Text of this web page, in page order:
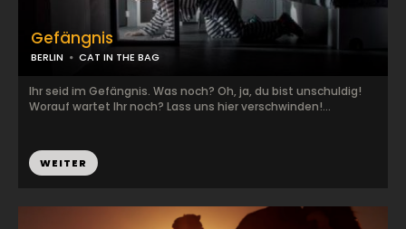
Gefängnis
BERLIN CAT IN THE BAG
Ihr seid im Gefängnis. Was noch? Oh, ja, du bist unschuldig!
Worauf wartet Ihr noch? Lass uns hier verschwinden!...
WEITER